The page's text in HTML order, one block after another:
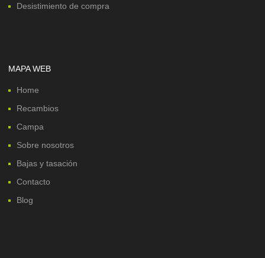
Desistimiento de compra
MAPA WEB
Home
Recambios
Campa
Sobre nosotros
Bajas y tasación
Contacto
Blog